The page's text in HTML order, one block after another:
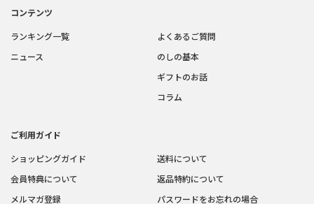
コンテンツ
ランキング一覧
ニュース
よくあるご質問
のしの基本
ギフトのお話
コラム
ご利用ガイド
ショッピングガイド
会員特典について
メルマガ登録
送料について
返品特約について
パスワードをお忘れの場合